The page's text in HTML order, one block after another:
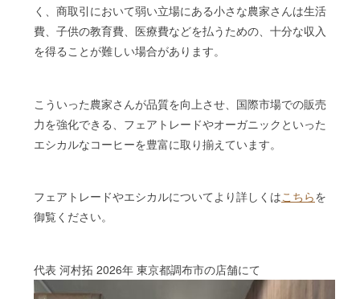
く、商取引において弱い立場にある小さな農家さんは生活
費、子供の教育費、医療費などを払うための、十分な収入
を得ることが難しい場合があります。
こういった農家さんが品質を向上させ、国際市場での販売
力を強化できる、フェアトレードやオーガニックといった
エシカルなコーヒーを豊富に取り揃えています。
フェアトレードやエシカルについてより詳しくはこちらを
御覧ください。
代表 河村拓 2026年 東京都調布市の店舗にて